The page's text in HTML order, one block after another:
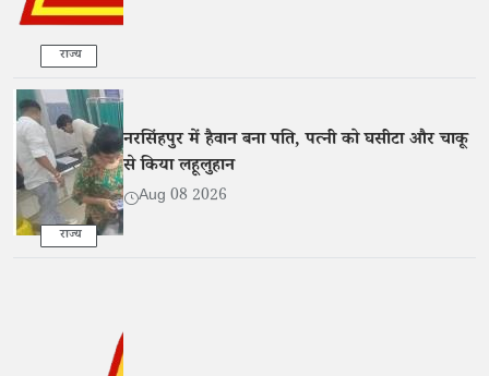
राज्य
राज्य
नरसिंहपुर में हैवान बना पति, पत्नी को घसीटा और चाकू
से किया लहूलुहान
Aug 08 2026